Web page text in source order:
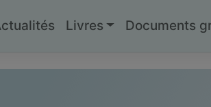
Livres Documents